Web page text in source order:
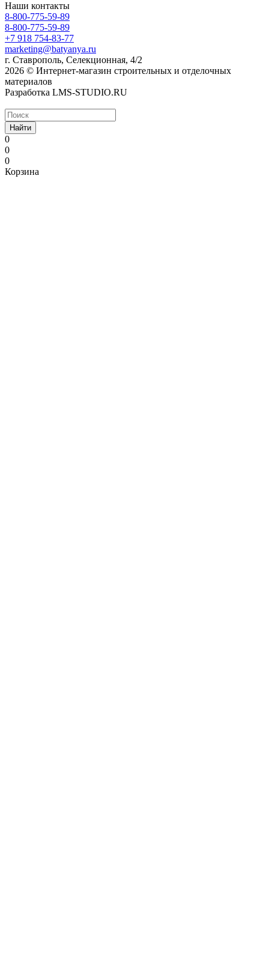
Наши контакты
8-800-775-59-89
8-800-775-59-89
+7 918 754-83-77
marketing@batyanya.ru
г. Ставрополь, Селекционная, 4/2
2026 © Интернет-магазин строительных и отделочных
материалов
Разработка LMS-STUDIO.RU
Найти
0
0
0
Корзина